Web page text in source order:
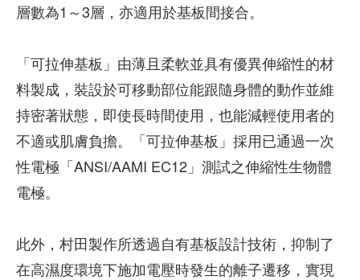
層數為1～3層，亦適用於基板間接合。
「可拉伸基板」由薄且柔軟並具有優異伸縮性的材
料製成，裝設於可移動部位能跟隨身體的動作並維
持密著狀態，即使長時間使用，也能減輕使用者的
不適或肌膚負擔。「可拉伸基板」採用已通過一次
性電極「ANSI/AAMI EC12」測試之伸縮性生物體
電極。
此外，村田製作所透過自有基板設計技術，抑制了
在高濕度環境下施加電壓時發生的離子遷移，實現